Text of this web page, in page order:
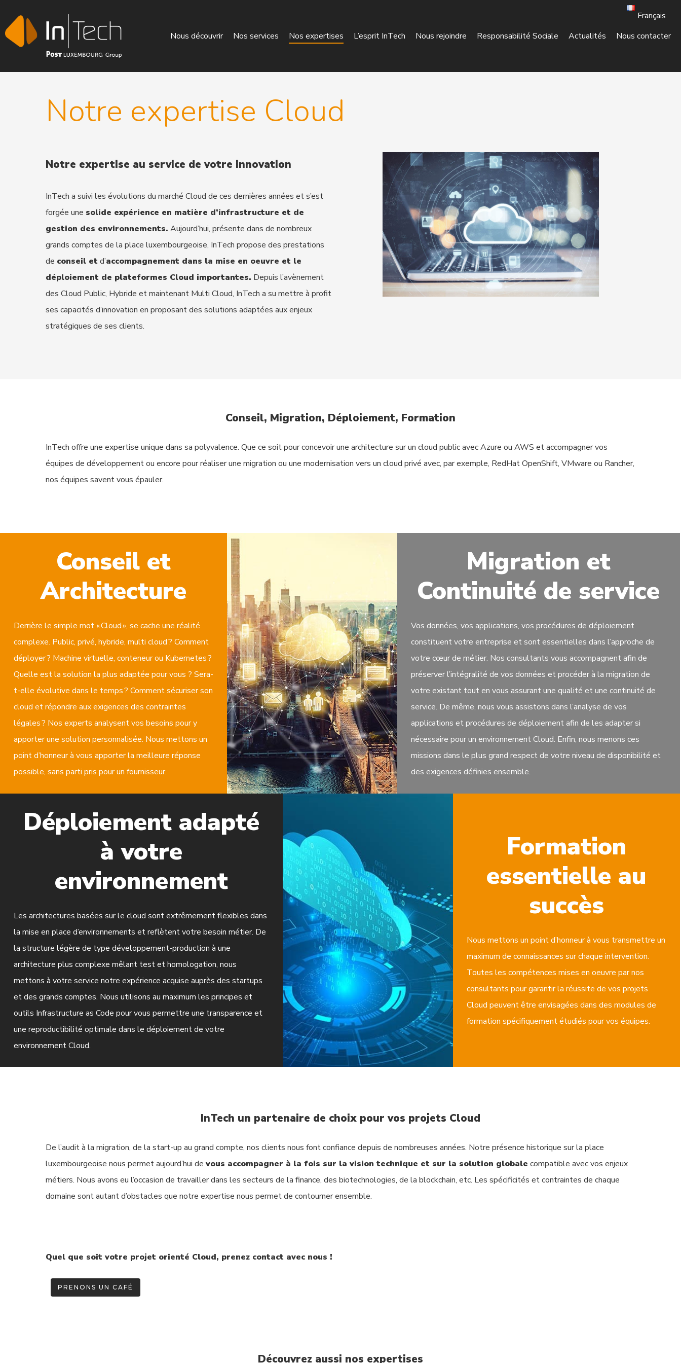
Hit enter to search or ESC to close
Nous découvrir Nos services Nos expertises L’esprit InTech Nous rejoindre Responsabilité Sociale Actualités Nous contacter
Français
Notre expertise Cloud
Notre expertise au service de votre innovation
InTech a suivi les évolutions du marché Cloud de ces dernières années et s’est
forgée une solide expérience en matière d’infrastructure et de
gestion des environnements. Aujourd’hui, présente dans de nombreux
grands comptes de la place luxembourgeoise, InTech propose des prestations
de conseil etd’accompagnement dans la mise en oeuvre et le
déploiement de plateformes Cloud importantes. Depuis l’avènement
des Cloud Public, Hybride et maintenant Multi Cloud, InTech a su mettre à profit
ses capacités d’innovation en proposant des solutions adaptées aux enjeux
stratégiques de ses clients.
Conseil, Migration, Déploiement, Formation
InTech offre une expertise unique dans sa polyvalence. Que ce soit pour concevoir une architecture sur un cloud public avec Azure ou AWS et accompagner vos
équipes de développement ou encore pour réaliser une migration ou une modernisation vers un cloud privé avec, par exemple, RedHat OpenShift, VMware ou Rancher,
nos équipes savent vous épauler.
Conseil et
Architecture
Derrière le simple mot « Cloud », se cache une réalité
complexe. Public, privé, hybride, multi cloud ? Comment
déployer ? Machine virtuelle, conteneur ou Kubernetes ?
Quelle est la solution la plus adaptée pour vous ? Sera-
t-elle évolutive dans le temps ? Comment sécuriser son
cloud et répondre aux exigences des contraintes
légales ? Nos experts analysent vos besoins pour y
apporter une solution personnalisée. Nous mettons un
point d’honneur à vous apporter la meilleure réponse
possible, sans parti pris pour un fournisseur.
Migration et
Continuité de service
Vos données, vos applications, vos procédures de déploiement
constituent votre entreprise et sont essentielles dans l’approche de
votre cœur de métier. Nos consultants vous accompagnent afin de
préserver l’intégralité de vos données et procéder à la migration de
votre existant tout en vous assurant une qualité et une continuité de
service. De même, nous vous assistons dans l’analyse de vos
applications et procédures de déploiement afin de les adapter si
nécessaire pour un environnement Cloud. Enfin, nous menons ces
missions dans le plus grand respect de votre niveau de disponibilité et
des exigences définies ensemble.
Déploiement adapté
à votre
environnement
Les architectures basées sur le cloud sont extrêmement flexibles dans
la mise en place d’environnements et reflètent votre besoin métier. De
la structure légère de type développement-production à une
architecture plus complexe mêlant test et homologation, nous
mettons à votre service notre expérience acquise auprès des startups
et des grands comptes. Nous utilisons au maximum les principes et
outils Infrastructure as Code pour vous permettre une transparence et
une reproductibilité optimale dans le déploiement de votre
environnement Cloud.
Formation
essentielle au
succès
Nous mettons un point d’honneur à vous transmettre un
maximum de connaissances sur chaque intervention.
Toutes les compétences mises en oeuvre par nos
consultants pour garantir la réussite de vos projets
Cloud peuvent être envisagées dans des modules de
formation spécifiquement étudiés pour vos équipes.
InTech un partenaire de choix pour vos projets Cloud
De l’audit à la migration, de la start-up au grand compte, nos clients nous font confiance depuis de nombreuses années. Notre présence historique sur la place
luxembourgeoise nous permet aujourd’hui de vous accompagner à la fois sur la vision technique et sur la solution globale compatible avec vos enjeux
métiers. Nous avons eu l’occasion de travailler dans les secteurs de la finance, des biotechnologies, de la blockchain, etc. Les spécificités et contraintes de chaque
domaine sont autant d’obstacles que notre expertise nous permet de contourner ensemble.
Quel que soit votre projet orienté Cloud, prenez contact avec nous !
PRENONS UN CAFÉ
Découvrez aussi nos expertises